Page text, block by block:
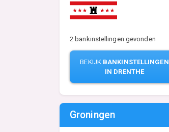
2 bankinstellingen gevonden
BEKIJK BANKINSTELLINGEN
IN DRENTHE
Groningen